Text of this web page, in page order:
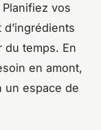
vos
d’ingrédients
du temps. En
en amont,
un espace de